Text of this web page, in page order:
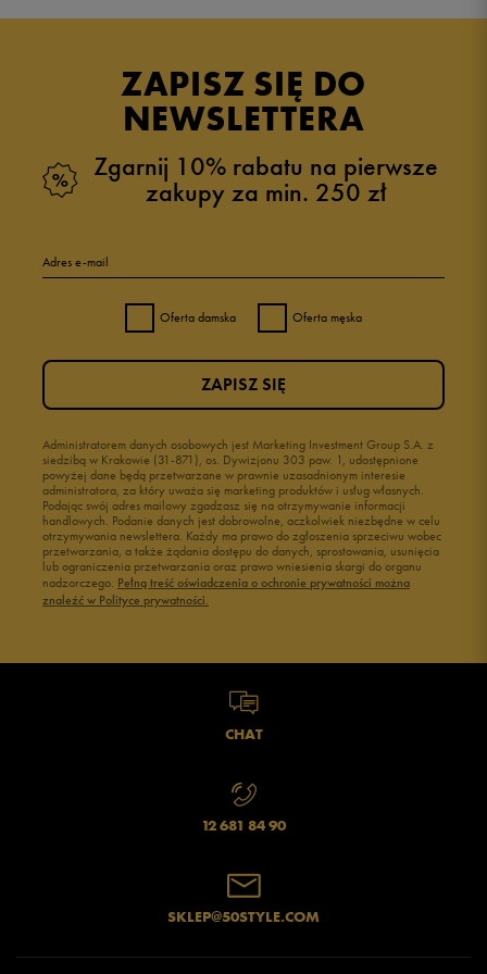
ZAPISZ SIĘ DO
NEWSLETTERA
Zgarnij 10% rabatu na pierwsze
zakupy za min. 250 zł
Adres e-mail
Oferta damska Oferta męska
Administratorem danych osobowych jest Marketing Investment Group S.A. z
siedzibą w Krakowie (31-871), os. Dywizjonu 303 paw. 1, udostępnione
powyżej dane będą przetwarzane w prawnie uzasadnionym interesie
administratora, za który uważa się marketing produktów i usług własnych.
Podając swój adres mailowy zgadzasz się na otrzymywanie informacji
handlowych. Podanie danych jest dobrowolne, aczkolwiek niezbędne w celu
otrzymywania newslettera. Każdy ma prawo do zgłoszenia sprzeciwu wobec
przetwarzania, a także żądania dostępu do danych, sprostowania, usunięcia
lub ograniczenia przetwarzania oraz prawo wniesienia skargi do organu
nadzorczego. Pełną treść oświadczenia o ochronie prywatności można
znaleźć w Polityce prywatności.
ZAPISZ SIĘ
CHAT
12 681 84 90
SKLEP@50STYLE.COM